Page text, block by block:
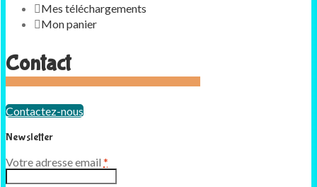
Mes téléchargements
Mon panier
Contact
Contactez-nous
Newsletter
Votre adresse email *